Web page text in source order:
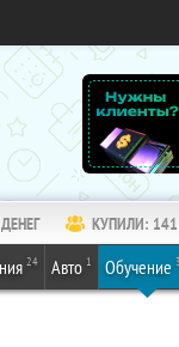
КУПИЛИ:
24 Авто 1 Обучение